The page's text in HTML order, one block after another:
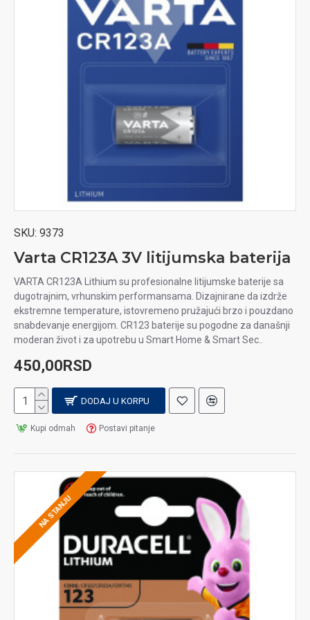
SKU: 9373
Varta CR123A 3V litijumska baterija
VARTA CR123A Lithium su profesionalne litijumske baterije sa
dugotrajnim, vrhunskim performansama. Dizajnirane da izdrže
ekstremne temperature, istovremeno pružajući brzo i pouzdano
snabdevanje energijom. CR123 baterije su pogodne za današnji
moderan život i za upotrebu u Smart Home & Smart Sec..
450,00RSD
DODAJ U KORPU
Kupi odmah Postavi pitanje
NA STANJU